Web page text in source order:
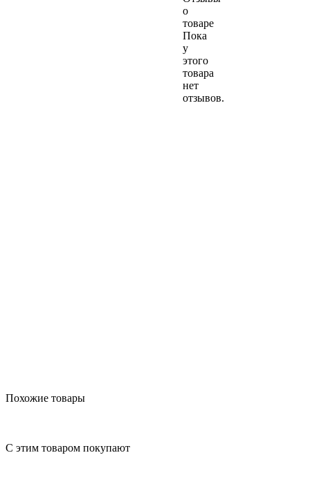
о
товаре
Пока
у
этого
товара
нет
отзывов.
Похожие товары
С этим товаром покупают